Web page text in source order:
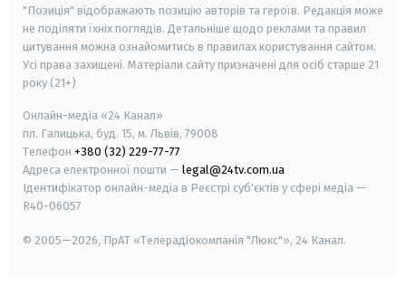
"Позиція" відображають позицію авторів та героїв. Редакція може
не поділяти їхніх поглядів. Детальніше щодо реклами та правил
цитування можна ознайомитись в правилах користування сайтом.
Усі права захищені. Матеріали сайту призначені для осіб старше 21
року (21+)
Онлайн-медіа «24 Канал»
пл. Галицька, буд. 15, м. Львів, 79008
Телефон +380 (32) 229-77-77
Адреса електронної пошти — legal@24tv.com.ua
Ідентифікатор онлайн-медіа в Реєстрі суб'єктів у сфері медіа —
R40-06057
© 2005—2026, ПрАТ «Телерадіокомпанія "Люкс"», 24 Канал.